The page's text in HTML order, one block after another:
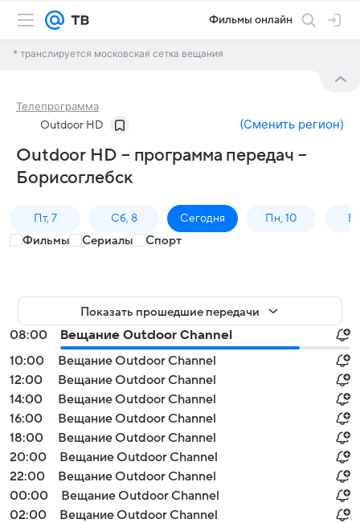
Фильмы онлайн
* транслируется московская сетка вещания
Телепрограмма
Outdoor HD (Сменить регион)
Outdoor HD – программа передач –
Борисоглебск
Пт, 7 Сб, 8 Сегодня Пн, 10
Фильмы Сериалы Спорт
Показать прошедшие передачи
08:00
Вещание Outdoor Channel
10:00
Вещание Outdoor Channel
12:00
Вещание Outdoor Channel
14:00
Вещание Outdoor Channel
16:00
Вещание Outdoor Channel
18:00
Вещание Outdoor Channel
20:00
Вещание Outdoor Channel
22:00
Вещание Outdoor Channel
00:00
Вещание Outdoor Channel
02:00
Вещание Outdoor Channel